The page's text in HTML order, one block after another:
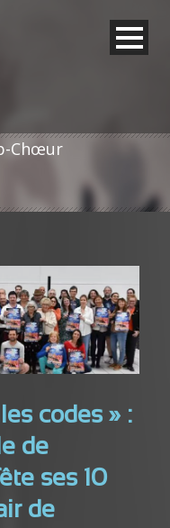
Chœur
codes » :
de
ses 10
de